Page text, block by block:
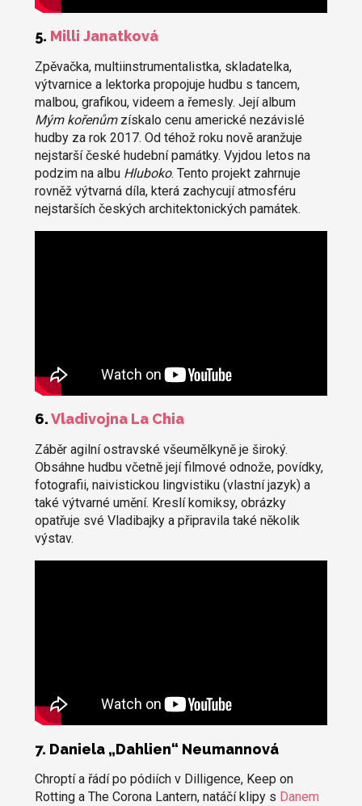
5. Milli Janatková
Zpěvačka, multiinstrumentalistka, skladatelka,
výtvarnice a lektorka propojuje hudbu s tancem,
malbou, grafikou, videem a řemesly. Její album
Mým kořenůmzískalo cenu americké nezávislé
hudby za rok 2017. Od téhož roku nově aranžuje
nejstarší české hudební památky. Vyjdou letos na
podzim na albu Hluboko. Tento projekt zahrnuje
rovněž výtvarná díla, která zachycují atmosféru
nejstarších českých architektonických památek.
6.Vladivojna La Chia
Záběr agilní ostravské všeumělkyně je široký.
Obsáhne hudbu včetně její filmové odnože, povídky,
fotografii, naivistickou lingvistiku (vlastní jazyk) a
také výtvarné umění. Kreslí komiksy, obrázky
opatřuje své Vladibajky a připravila také několik
výstav.
7. Daniela „Dahlien“ Neumannová
Chroptí a řádí po pódiích v Dilligence, Keep on
Rotting a The Corona Lantern, natáčí klipy s Danem